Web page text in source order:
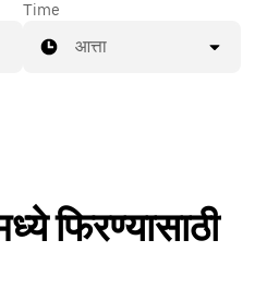
Time
आत्ता
फिरण्यासाठी